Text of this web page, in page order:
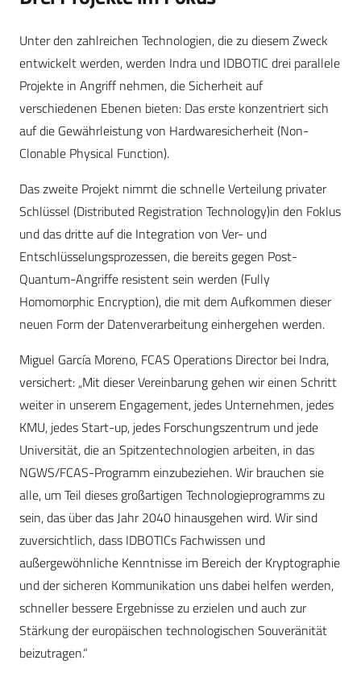
Unter den zahlreichen Technologien, die zu diesem Zweck
entwickelt werden, werden Indra und IDBOTIC drei parallele
Projekte in Angriff nehmen, die Sicherheit auf
verschiedenen Ebenen bieten: Das erste konzentriert sich
auf die Gewährleistung von Hardwaresicherheit (Non-
Clonable Physical Function).
Das zweite Projekt nimmt die schnelle Verteilung privater
Schlüssel (Distributed Registration Technology)in den Foklus
und das dritte auf die Integration von Ver- und
Entschlüsselungsprozessen, die bereits gegen Post-
Quantum-Angriffe resistent sein werden (Fully
Homomorphic Encryption), die mit dem Aufkommen dieser
neuen Form der Datenverarbeitung einhergehen werden.
Miguel García Moreno, FCAS Operations Director bei Indra,
versichert: „Mit dieser Vereinbarung gehen wir einen Schritt
weiter in unserem Engagement, jedes Unternehmen, jedes
KMU, jedes Start-up, jedes Forschungszentrum und jede
Universität, die an Spitzentechnologien arbeiten, in das
NGWS/FCAS-Programm einzubeziehen. Wir brauchen sie
alle, um Teil dieses großartigen Technologieprogramms zu
sein, das über das Jahr 2040 hinausgehen wird. Wir sind
zuversichtlich, dass IDBOTICs Fachwissen und
außergewöhnliche Kenntnisse im Bereich der Kryptographie
und der sicheren Kommunikation uns dabei helfen werden,
schneller bessere Ergebnisse zu erzielen und auch zur
Stärkung der europäischen technologischen Souveränität
beizutragen.“